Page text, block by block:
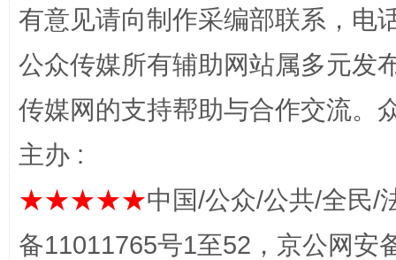
有意见请向制作采编部联系，电
公众传媒所有辅助网站属多元发
传媒网的支持帮助与合作交流。
主办 :
★★★★★中国/公众/公共/全民/
备11011765号1至52，京公网安